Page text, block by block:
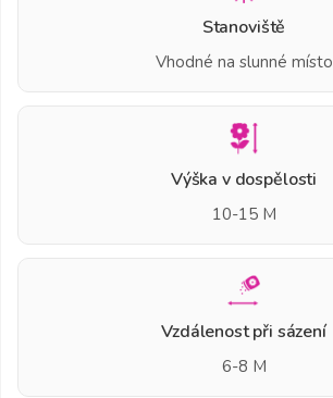
Stanoviště
Vhodné na slunné místo
Výška v dospělosti
10-15 M
Vzdálenost při sázení
6-8 M